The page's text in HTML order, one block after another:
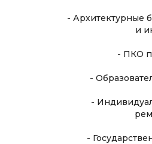
- Архитектурные
и
- ПКО
-
-
-